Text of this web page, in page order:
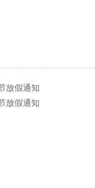
放假通知
放假通知